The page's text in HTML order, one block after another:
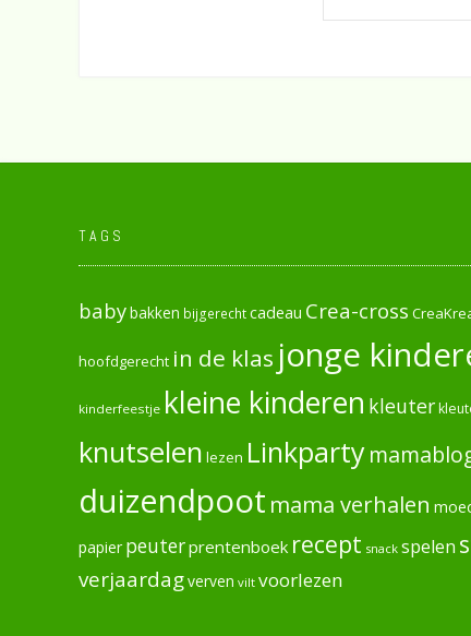
TAGS
babybakken bijgerechtcadeau Crea-cross
hoofdgerecht in de klas jonge
kinderfeestje kleine kinderen kleuter
knutselen lezen Linkparty
duizendpoot mama verhalen
papier peuterprentenboek recept snack spelen
verjaardagverven vilt voorlezen